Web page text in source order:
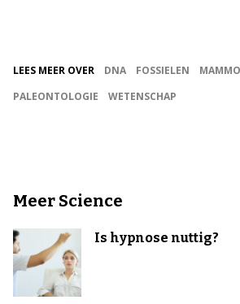
LEES MEER OVER DNA FOSSIELEN
PALEONTOLOGIE
WETENSCHAP
Meer Science
Is hypnose nuttig?